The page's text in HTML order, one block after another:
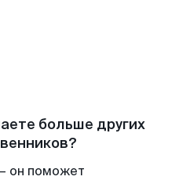
больше других
он поможет